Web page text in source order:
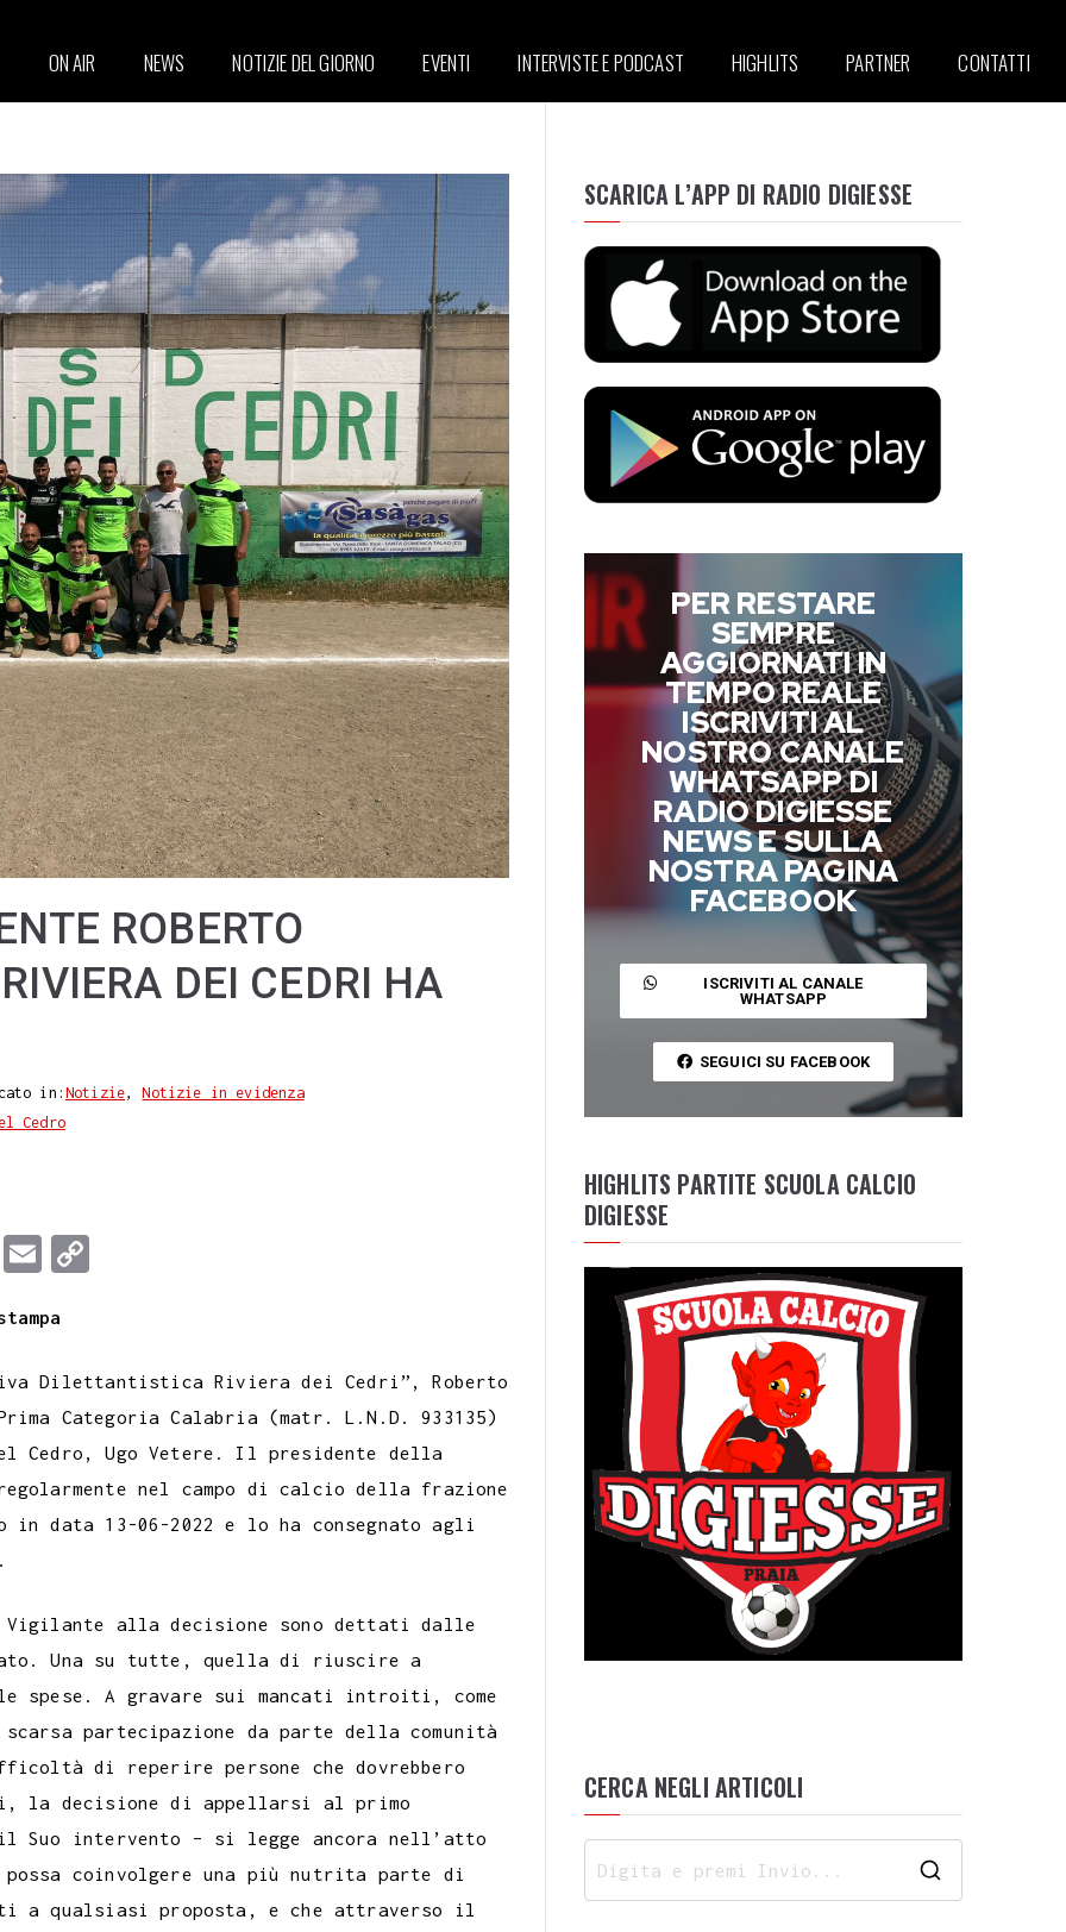
ON AIR NEWS NOTIZIE DEL GIORNO EVENTI INTERVISTE E PODCAST HIGHLITS PARTNER CONTATTI
ROBERTO
DEI CEDRI HA
in: Notizie,Notizie in evidenza
Cedro
T
b
E
a
i
l
y
L
i
n
k
Dilettantistica Riviera dei Cedri”, Roberto
Categoria Calabria (matr. L.N.D. 933135)
Cedro, Ugo Vetere. Il presidente della
nel campo di calcio della frazione
data 13-06-2022 e lo ha consegnato agli
alla decisione sono dettati dalle
Una su tutte, quella di riuscire a
spese. A gravare sui mancati introiti, come
partecipazione da parte della comunità
di reperire persone che dovrebbero
la decisione di appellarsi al primo
Suo intervento – si legge ancora nell’atto
coinvolgere una più nutrita parte di
a qualsiasi proposta, e che attraverso il
SCARICA L’APP DI RADIO DIGIESSE
PER RESTARE
SEMPRE
AGGIORNATI IN
TEMPO REALE
ISCRIVITI AL
NOSTRO CANALE
WHATSAPP DI
RADIO DIGIESSE
NEWS E SULLA
NOSTRA PAGINA
FACEBOOK
ISCRIVITI AL CANALE
WHATSAPP
SEGUICI SU FACEBOOK
HIGHLITS PARTITE SCUOLA CALCIO
DIGIESSE
CERCA NEGLI ARTICOLI